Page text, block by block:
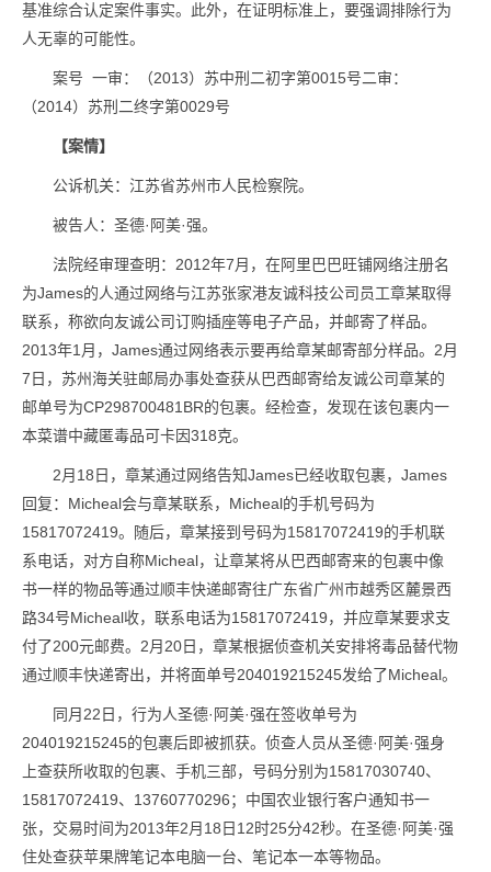
基准综合认定案件事实。此外，在证明标准上，要强调排除行为
人无辜的可能性。
案号 一审：（2013）苏中刑二初字第0015号二审：
（2014）苏刑二终字第0029号
【案情】
公诉机关：江苏省苏州市人民检察院。
被告人：圣德·阿美·强。
法院经审理查明：2012年7月，在阿里巴巴旺铺网络注册名
为James的人通过网络与江苏张家港友诚科技公司员工章某取得
联系，称欲向友诚公司订购插座等电子产品，并邮寄了样品。
2013年1月，James通过网络表示要再给章某邮寄部分样品。2月
7日，苏州海关驻邮局办事处查获从巴西邮寄给友诚公司章某的
邮单号为CP298700481BR的包裹。经检查，发现在该包裹内一
本菜谱中藏匿毒品可卡因318克。
2月18日，章某通过网络告知James已经收取包裹，James
回复：Micheal会与章某联系，Micheal的手机号码为
15817072419。随后，章某接到号码为15817072419的手机联
系电话，对方自称Micheal，让章某将从巴西邮寄来的包裹中像
书一样的物品等通过顺丰快递邮寄往广东省广州市越秀区麓景西
路34号Micheal收，联系电话为15817072419，并应章某要求支
付了200元邮费。2月20日，章某根据侦查机关安排将毒品替代物
通过顺丰快递寄出，并将面单号204019215245发给了Micheal。
同月22日，行为人圣德·阿美·强在签收单号为
204019215245的包裹后即被抓获。侦查人员从圣德·阿美·强身
上查获所收取的包裹、手机三部，号码分别为15817030740、
15817072419、13760770296；中国农业银行客户通知书一
张，交易时间为2013年2月18日12时25分42秒。在圣德·阿美·强
住处查获苹果牌笔记本电脑一台、笔记本一本等物品。